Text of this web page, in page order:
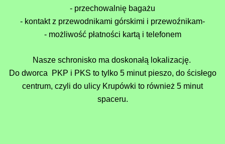
- przechowalnię bagażu
- kontakt z przewodnikami górskimi i przewoźnikam-
- możliwość płatności kartą i telefonem
Nasze schronisko ma doskonałą lokalizację.
Do dworca PKP i PKS to tylko 5 minut pieszo, do ścisłego
centrum, czyli do ulicy Krupówki to również 5 minut
spaceru.